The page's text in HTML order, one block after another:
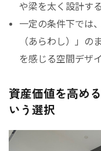
や梁を太く設計する
一定の条件下では
（あらわし）」の
を感じる空間デザ
資産価値を高め
いう選択